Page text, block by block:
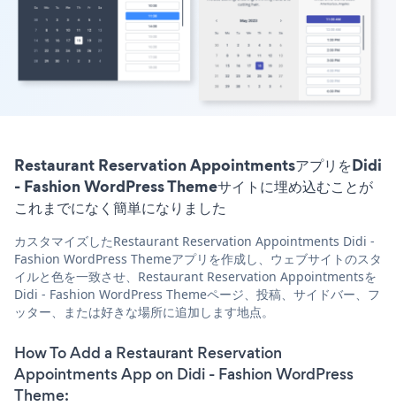
Restaurant Reservation AppointmentsアプリをDidi
- Fashion WordPress Themeサイトに埋め込むことが
これまでになく簡単になりました
カスタマイズしたRestaurant Reservation Appointments Didi -
Fashion WordPress Themeアプリを作成し、ウェブサイトのスタ
イルと色を一致させ、Restaurant Reservation Appointmentsを
Didi - Fashion WordPress Themeページ、投稿、サイドバー、フ
ッター、または好きな場所に追加します地点。
How To Add a Restaurant Reservation
Appointments App on Didi - Fashion WordPress
Theme: